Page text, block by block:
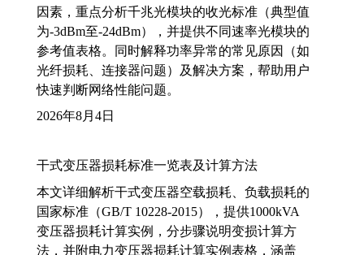
因素，重点分析千兆光模块的收光标准（典型值
为-3dBm至-24dBm），并提供不同速率光模块的
参考值表格。同时解释功率异常的常见原因（如
光纤损耗、连接器问题）及解决方案，帮助用户
快速判断网络性能问题。
2026年8月4日
干式变压器损耗标准一览表及计算方法
本文详细解析干式变压器空载损耗、负载损耗的
国家标准（GB/T 10228-2015），提供1000kVA
变压器损耗计算实例，分步骤说明变损计算方
法，并附电力变压器损耗计算实例表格，涵盖